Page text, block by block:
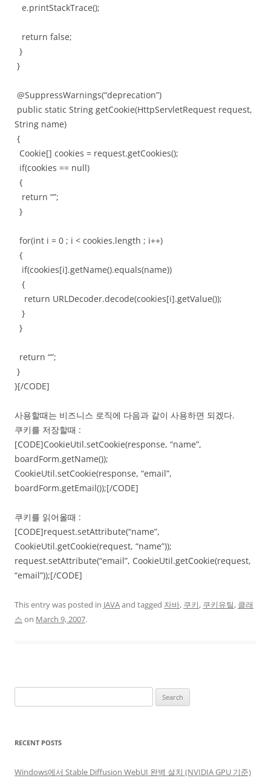
e.printStackTrace();
return false;
}
}
@SuppressWarnings(“deprecation”)
public static String getCookie(HttpServletRequest request,
String name)
{
Cookie[] cookies = request.getCookies();
if(cookies == null)
{
return “”;
}
for(int i = 0 ; i < cookies.length ; i++)
{
if(cookies[i].getName().equals(name))
{
return URLDecoder.decode(cookies[i].getValue());
}
}
return “”;
}
}[/CODE]
사용할때는 비즈니스 로직에 다음과 같이 사용하면 되겠다.
쿠키를 저장할때 :
[CODE]CookieUtil.setCookie(response, “name”,
boardForm.getName());
CookieUtil.setCookie(response, “email”,
boardForm.getEmail());[/CODE]
쿠키를 읽어올때 :
[CODE]request.setAttribute(“name”,
CookieUtil.getCookie(request, “name”));
request.setAttribute(“email”, CookieUtil.getCookie(request,
“email”));[/CODE]
This entry was posted in JAVAand tagged 자바, 쿠키, 쿠키유틸, 클래
스 on March 9, 2007.
for:
RECENT POSTS
Windows에서 Stable Diffusion WebUI 완벽 설치 (NVIDIA GPU 기준)